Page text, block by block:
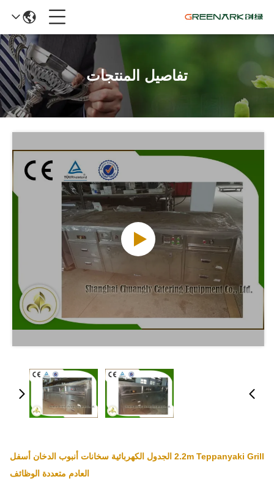
تفاصيل المنتجات
2.2m Teppanyaki Grill الجدول الكهربائية سخانات أنبوب الدخان أسفل
العادم متعددة الوظائف